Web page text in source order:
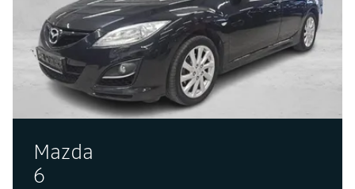
Mazda
6